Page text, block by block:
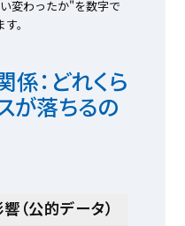
変わったか"を数字で
。
：どれくら
が落ちるの
（公的データ）